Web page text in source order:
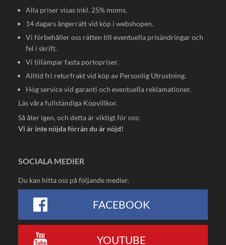
Alla priser visas inkl. 25% moms.
14 dagars ångerrätt vid köp i webshopen.
Vi förbehåller oss rätten till eventuella prisändringar och
fel i skrift.
Vi tillämpar fasta portopriser.
Alltid fri returfrakt vid köp av Personlig Utrustning.
Hög service vid garanti och eventuella reklamationer.
Läs våra fullständiga Köpvillkor.
Så åter igen, och detta är viktigt för oss:
Vi är inte nöjda förrän du är nöjd!
SOCIALA MEDIER
Du kan hitta oss på följande medier.
FACEBOOK
YOUTUBE